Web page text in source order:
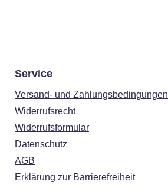
Service
Versand- und Zahlungsbedingungen
Widerrufsrecht
Widerrufsformular
Datenschutz
AGB
Erklärung zur Barrierefreiheit